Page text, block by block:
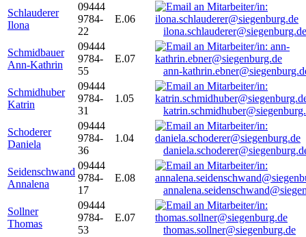
Schlauderer
Ilona
09444
9784-
22
E.06
ilona.schlauderer@siegenburg.de
Schmidbauer
Ann-Kathrin
09444
9784-
55
E.07
ann-
Schmidhuber
Katrin
09444
9784-
31
1.05
Schoderer
Daniela
09444
9784-
36
1.04
Seidenschwand
Annalena
09444
9784-
17
E.08
Sollner
Thomas
09444
9784-
53
E.07
thomas.sollner@siegenburg.de